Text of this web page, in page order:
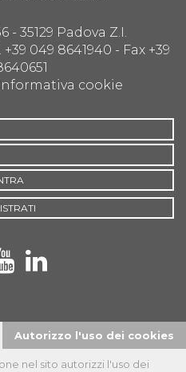
Autorizzo l'uso dei cookies
nel sito autorizzi l'uso dei
- 35129 Padova Z.I.
049 8641940 - Fax +39
cookie
Trolese Srl -Powered by Net-